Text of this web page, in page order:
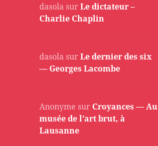
dasolasurLe dictateur –
Charlie Chaplin
dasolasurLe dernier des six
— Georges Lacombe
Anonyme sur Croyances — Au
musée de l’art brut, à
Lausanne